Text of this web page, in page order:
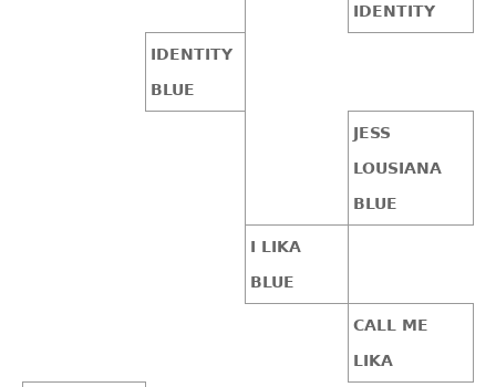
IDENTITY
IDENTITY
BLUE
JESS
LOUSIANA
BLUE
I LIKA
BLUE
CALL ME
LIKA